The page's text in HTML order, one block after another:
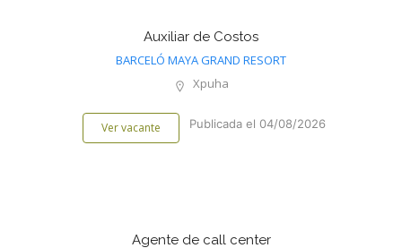
Auxiliar de Costos
BARCELÓ MAYA GRAND RESORT
Xpuha
Ver vacante Publicada el 04/08/2026
Agente de call center